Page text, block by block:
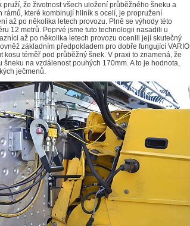
že životnost všech uložení průběžného šneku a
které kombinují hliník s ocelí, je propružení
až po několika letech provozu. Plně se výhody této
12 metrů. Poprvé jsme tuto technologii nasadili u
až po několika letech provozu ocenili její skutečný
základním předpokladem pro dobře fungující VARIO
téměř pod průběžný šnek. V praxi to znamená, že
na vzdálenost pouhých 170mm. A to je hodnota,
ječmenů.